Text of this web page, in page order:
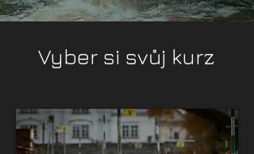
Vyber si svůj kurz